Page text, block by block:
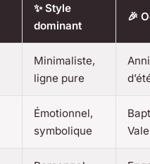
✨ Style
dominant
🎉
Minimaliste,
ligne pure
Émotionnel,
symbolique